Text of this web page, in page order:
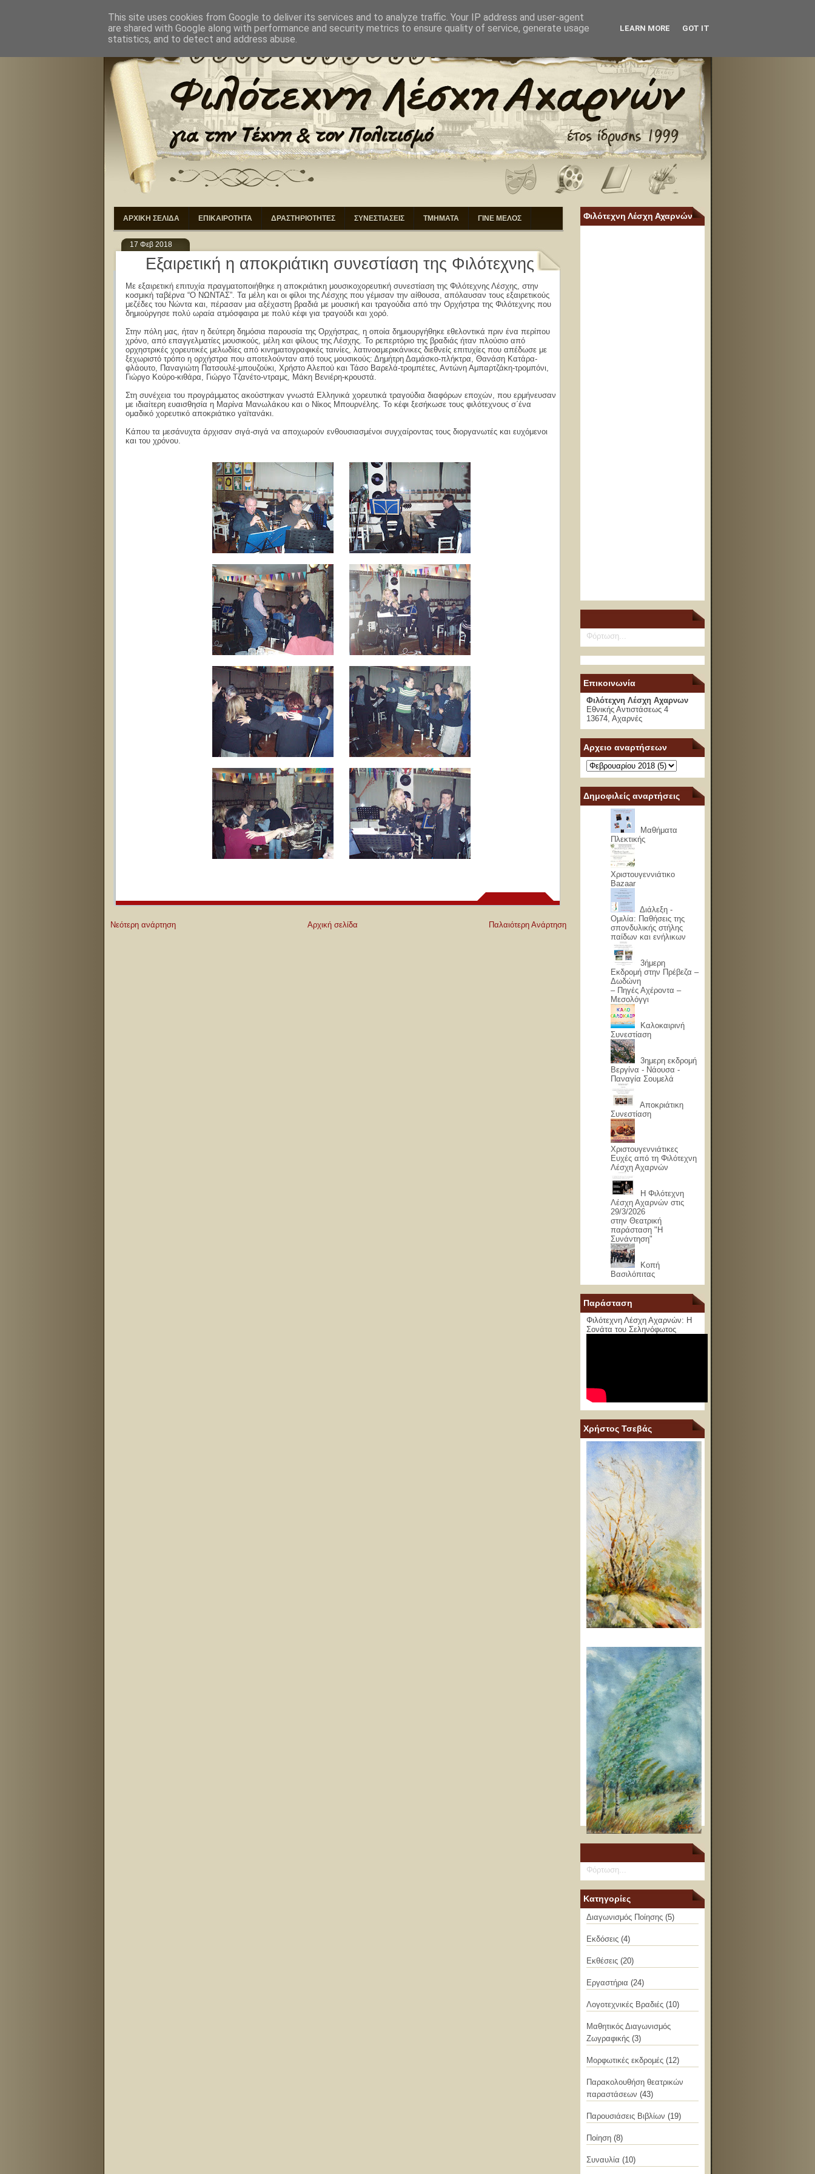
ΑΡΧΙΚΗ ΣΚΟΠΟΙ ΔΙΟΙΚΗΣΗ ΕΠΙΚΟΙΝΩΝΙΑ
ΑΡΧΙΚΗ ΣΕΛΙΔΑ ΕΠΙΚΑΙΡΟΤΗΤΑ ΔΡΑΣΤΗΡΙΟΤΗΤΕΣ ΣΥΝΕΣΤΙΑΣΕΙΣ ΤΜΗΜΑΤΑ ΓΙΝΕ ΜΕΛΟΣ
17 Φεβ 2018
Εξαιρετική η αποκριάτικη συνεστίαση της Φιλότεχνης
Με εξαιρετική επιτυχία πραγματοποιήθηκε η αποκριάτικη μουσικοχορευτική συνεστίαση της Φιλότεχνης Λέσχης, στην
κοσμική ταβέρνα “Ο ΝΩΝΤΑΣ”. Τα μέλη και οι φίλοι της Λέσχης που γέμισαν την αίθουσα, απόλαυσαν τους εξαιρετικούς
μεζέδες του Νώντα και, πέρασαν μια αξέχαστη βραδιά με μουσική και τραγούδια από την Ορχήστρα της Φιλότεχνης που
δημιούργησε πολύ ωραία ατμόσφαιρα με πολύ κέφι για τραγούδι και χορό.
Στην πόλη μας, ήταν η δεύτερη δημόσια παρουσία της Ορχήστρας, η οποία δημιουργήθηκε εθελοντικά πριν ένα περίπου
χρόνο, από επαγγελματίες μουσικούς, μέλη και φίλους της Λέσχης. Το ρεπερτόριο της βραδιάς ήταν πλούσιο από
ορχηστρικές χορευτικές μελωδίες από κινηματογραφικές ταινίες, λατινοαμερικάνικες διεθνείς επιτυχίες που απέδωσε με
ξεχωριστό τρόπο η ορχήστρα που αποτελούνταν από τους μουσικούς: Δημήτρη Δαμάσκο-πλήκτρα, Θανάση Κατάρα-
φλάουτο, Παναγιώτη Πατσουλέ-μπουζούκι, Χρήστο Αλεπού και Τάσο Βαρελά-τρομπέτες, Αντώνη Αμπαρτζάκη-τρομπόνι,
Γιώργο Κούρο-κιθάρα, Γιώργο Τζανέτο-ντραμς, Μάκη Βενιέρη-κρουστά.
Στη συνέχεια του προγράμματος ακούστηκαν γνωστά Ελληνικά χορευτικά τραγούδια διαφόρων εποχών, που ερμήνευσαν
με ιδιαίτερη ευαισθησία η Μαρίνα Μανωλάκου και ο Νίκος Μπουρνέλης. Το κέφι ξεσήκωσε τους φιλότεχνους σ΄ένα
ομαδικό χορευτικό αποκριάτικο γαϊτανάκι.
Κάπου τα μεσάνυχτα άρχισαν σιγά-σιγά να αποχωρούν ενθουσιασμένοι συγχαίροντας τους διοργανωτές και ευχόμενοι
και του χρόνου.
Νεότερη ανάρτηση Παλαιότερη Ανάρτηση
Αρχική σελίδα
Φιλότεχνη Λέσχη Αχαρνών
Φόρτωση...
Επικοινωνία
Φιλότεχνη Λέσχη Αχαρνων
Εθνικής Αντιστάσεως 4
13674, Αχαρνές
Αρχειο αναρτήσεων
Δημοφιλείς αναρτήσεις
Μαθήματα
Πλεκτικής
Χριστουγεννιάτικο
Bazaar
Διάλεξη -
Ομιλία: Παθήσεις της
σπονδυλικής στήλης
παίδων και ενήλικων
3ήμερη
Εκδρομή στην Πρέβεζα –
Δωδώνη
– Πηγές Αχέροντα –
Μεσολόγγι
Καλοκαιρινή
Συνεστίαση
3ημερη εκδρομή
Βεργίνα - Νάουσα -
Παναγία Σουμελά
Αποκριάτικη
Συνεστίαση
Χριστουγεννιάτικες
Ευχές από τη Φιλότεχνη
Λέσχη Αχαρνών
Η Φιλότεχνη
Λέσχη Αχαρνών στις
29/3/2026
στην Θεατρική
παράσταση "Η
Συνάντηση"
Κοπή
Βασιλόπιτας
Παράσταση
Φιλότεχνη Λέσχη Αχαρνών: Η
Σονάτα του Σεληνόφωτος
Χρήστος Τσεβάς
Φόρτωση...
Κατηγορίες
Διαγωνισμός Ποίησης (5)
Εκδόσεις (4)
Εκθέσεις (20)
Εργαστήρια (24)
Λογοτεχνικές Βραδιές (10)
Μαθητικός Διαγωνισμός
Ζωγραφικής (3)
Μορφωτικές εκδρομές (12)
Παρακολουθήση θεατρικών
παραστάσεων (43)
Παρουσιάσεις Βιβλίων (19)
Ποίηση (8)
Συναυλία (10)
This site uses cookies from Google to deliver its services and to analyze traffic. Your IP address and user-agent
are shared with Google along with performance and security metrics to ensure quality of service, generate usage
statistics, and to detect and address abuse.
LEARN MORE GOT IT